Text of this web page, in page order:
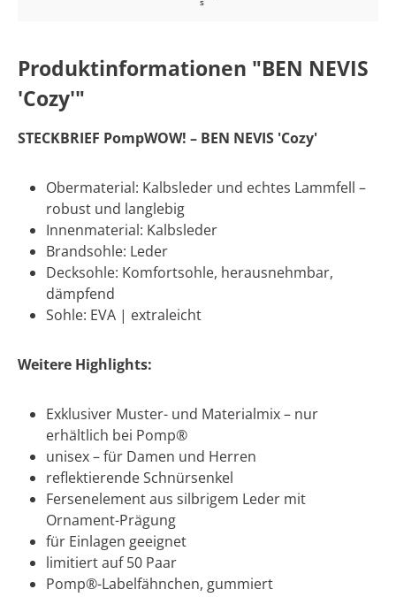
Produktinformationen "BEN NEVIS
'Cozy'"
STECKBRIEF PompWOW! – BEN NEVIS 'Cozy'
Obermaterial: Kalbsleder und echtes Lammfell –
robust und langlebig
Innenmaterial: Kalbsleder
Brandsohle: Leder
Decksohle: Komfortsohle, herausnehmbar,
dämpfend
Sohle: EVA | extraleicht
Weitere Highlights:
Exklusiver Muster- und Materialmix – nur
erhältlich bei Pomp®
unisex – für Damen und Herren
reflektierende Schnürsenkel
Fersenelement aus silbrigem Leder mit
Ornament-Prägung
für Einlagen geeignet
limitiert auf 50 Paar
Pomp®-Labelfähnchen, gummiert